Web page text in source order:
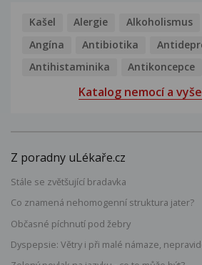
Kašel Alergie Alkoholismus
Angína
Antibiotika
Antihistaminika
Antikoncepce
Katalog nemocí a
Z poradny uLékaře.cz
Stále se zvětšující bradavka
Co znamená nehomogenní struktura jater?
Občasné píchnutí pod žebry
Dyspepsie: Větry i při malé námaze,